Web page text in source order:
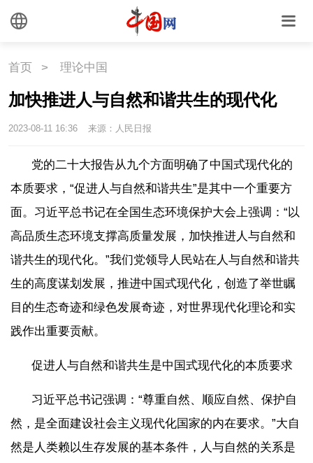
首页 > 理论中国
加快推进人与自然和谐共生的现代化
2023-08-11 16:36 来源：人民日报
党的二十大报告从九个方面明确了中国式现代化的
本质要求，“促进人与自然和谐共生”是其中一个重要方
面。习近平总书记在全国生态环境保护大会上强调：“以
高品质生态环境支撑高质量发展，加快推进人与自然和
谐共生的现代化。”我们党领导人民站在人与自然和谐共
生的高度谋划发展，推进中国式现代化，创造了举世瞩
目的生态奇迹和绿色发展奇迹，对世界现代化理论和实
践作出重要贡献。
促进人与自然和谐共生是中国式现代化的本质要求
习近平总书记强调：“尊重自然、顺应自然、保护自
然，是全面建设社会主义现代化国家的内在要求。”大自
然是人类赖以生存发展的基本条件，人与自然的关系是